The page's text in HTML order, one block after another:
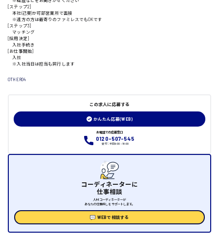
山口県
大竹市
日給制すべて
[ステップ2]
本社(己斐)か可部営業所で面接
※遠方の方は最寄りのファミレスでもOKです
[ステップ3]
マッチング
[採用決定]
入社手続き
[お仕事開始]
入社
※入社当日は担当も同行します
OTHER04
この求人に応募する
かんたん応募(WEB)
お電話での応募窓口
0120-507-545
受付：平日9:00 - 18:00
コーディネーターに
仕事相談
人材コーディネーターが
あなたの仕事探しをサポートします。
WEBで相談する